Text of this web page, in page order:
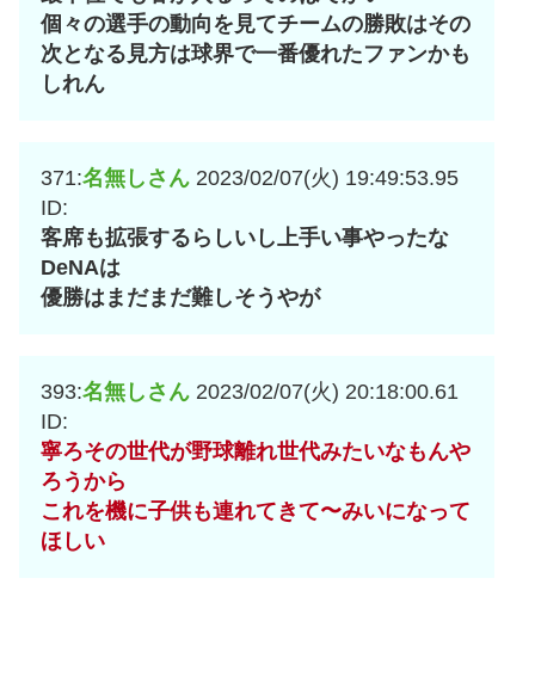
個々の選手の動向を見てチームの勝敗はその
次となる見方は球界で一番優れたファンかも
しれん
371:名無しさん 2023/02/07(火) 19:49:53.95
ID:
客席も拡張するらしいし上手い事やったな
DeNAは
優勝はまだまだ難しそうやが
393:名無しさん 2023/02/07(火) 20:18:00.61
ID:
寧ろその世代が野球離れ世代みたいなもんや
ろうから
これを機に子供も連れてきて〜みいになって
ほしい